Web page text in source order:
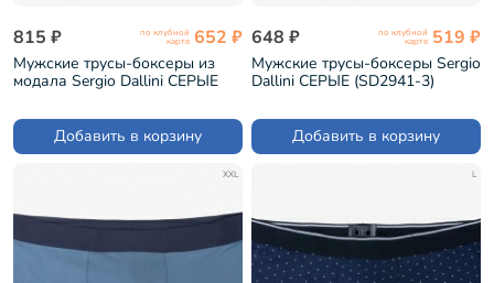
815 ₽ по клубной
карте 652 ₽
Мужские трусы-боксеры из
модала Sergio Dallini СЕРЫЕ
Добавить в корзину
648 ₽ по клубной
карте 519 ₽
Мужские трусы-боксеры Sergio
Dallini СЕРЫЕ (SD2941-3)
Добавить в корзину
XXL L